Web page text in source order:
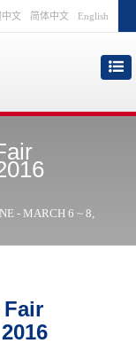
中文 简体中文 English
- MARCH 6 ~ 8,